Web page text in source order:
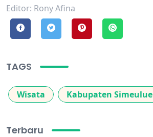
Editor: Rony Afina
TAGS
Wisata Kabupaten Simeulue
Terbaru